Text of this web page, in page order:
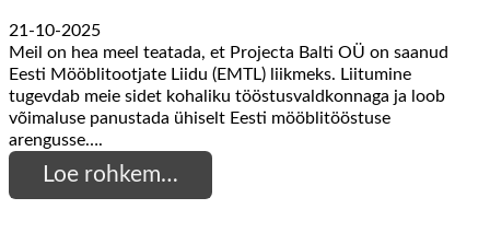
21-10-2025
Meil on hea meel teatada, et Projecta Balti OÜ on saanud
Eesti Mööblitootjate Liidu (EMTL) liikmeks. Liitumine
tugevdab meie sidet kohaliku tööstusvaldkonnaga ja loob
võimaluse panustada ühiselt Eesti mööblitööstuse
arengusse….
Loe rohkem…